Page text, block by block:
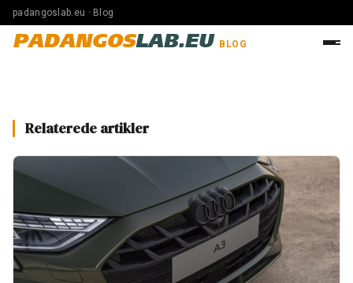
padangoslab.eu · Blog
PADANGOSLAB.EU BLOG
Relaterede artikler